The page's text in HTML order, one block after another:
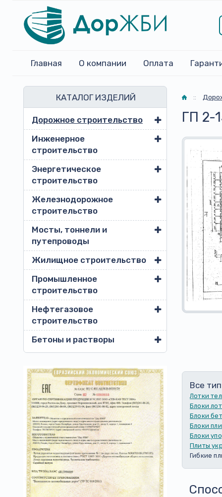
Главная О компании Оплата
КАТАЛОГ ИЗДЕЛИЙ
Дорожное строительство
Инженерное
строительство
Энергетическое
строительство
Железнодорожное
строительство
Мосты, тоннели и
путепроводы
Жилищное строительство
Промышленное
строительство
Нефтегазовое
строительство
Бетоны и растворы
Главная
::
ГП 2-
Все
Лотки
Блоки
Блоки
Блоки
Блоки
Плиты
Гибкие